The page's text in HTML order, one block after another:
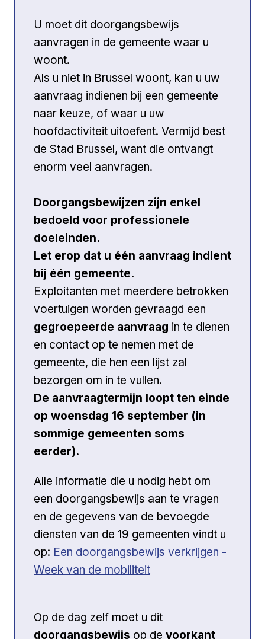
U moet dit doorgangsbewijs
aanvragen in de gemeente waar u
woont.
Als u niet in Brussel woont, kan u uw
aanvraag indienen bij een gemeente
naar keuze, of waar u uw
hoofdactiviteit uitoefent. Vermijd best
de Stad Brussel, want die ontvangt
enorm veel aanvragen.
Doorgangsbewijzen zijn enkel
bedoeld voor professionele
doeleinden.
Let erop dat u één aanvraag indient
bij één gemeente.
Exploitanten met meerdere betrokken
voertuigen worden gevraagd een
gegroepeerde aanvraag in te dienen
en contact op te nemen met de
gemeente, die hen een lijst zal
bezorgen om in te vullen.
De aanvraagtermijn loopt ten einde
op woensdag 16 september (in
sommige gemeenten soms
eerder).
Alle informatie die u nodig hebt om
een doorgangsbewijs aan te vragen
en de gegevens van de bevoegde
diensten van de 19 gemeenten vindt u
op: Externe link
Een doorgangsbewijs verkrijgen -
Week van de mobiliteit
Op de dag zelf moet u dit
doorgangsbewijs op de voorkant